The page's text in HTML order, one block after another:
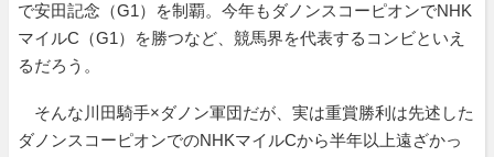
で安田記念（G1）を制覇。今年もダノンスコーピオンでNHK
マイルC（G1）を勝つなど、競馬界を代表するコンビといえ
るだろう。
そんな川田騎手×ダノン軍団だが、実は重賞勝利は先述した
ダノンスコーピオンでのNHKマイルCから半年以上遠ざかっ